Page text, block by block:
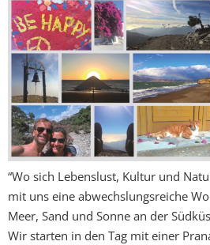
“Wo sich Lebenslust, Kultur und
mit uns eine abwechslungsreiche
Meer, Sand und Sonne an der
Wir starten in den Tag mit einer